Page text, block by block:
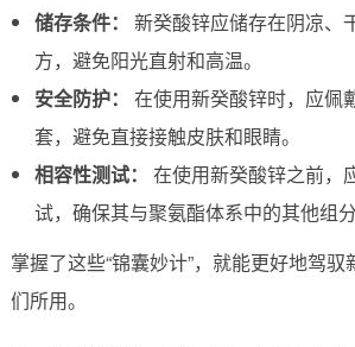
储存条件：
新癸酸锌应储存在阴凉、
方，避免阳光直射和高温。
安全防护：
在使用新癸酸锌时，应佩
套，避免直接接触皮肤和眼睛。
相容性测试：
在使用新癸酸锌之前，
试，确保其与聚氨酯体系中的其他组分
掌握了这些“锦囊妙计”，就能更好地驾
们所用。